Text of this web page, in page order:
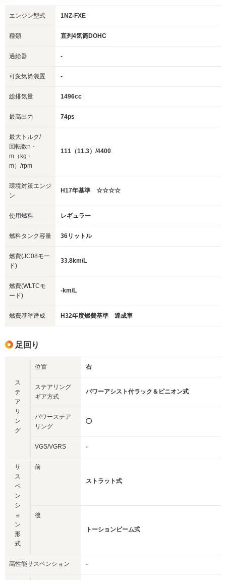
エンジン型式 1NZ-FXE
種類 直列4気筒DOHC
過給器 -
可変気筒装置 -
総排気量 1496cc
最高出力 74ps
最大トルク/
回転数n・
m（kg・
m）/rpm
111（11.3）/4400
環境対策エンジ
ン
H17年基準 ☆☆☆☆
使用燃料 レギュラー
燃料タンク容量 36リットル
燃費(JC08モー
ド)
33.8km/L
燃費(WLTCモ
ード)
-km/L
燃費基準達成 H32年度燃費基準 達成車
足回り
ス
テ
ア
リ
ン
グ
位置 右
ステアリング
ギア方式
パワーアシスト付ラック＆ピニオン式
パワーステア
リング
◯
VGS/VGRS -
サ
ス
ペ
ン
シ
ョ
ン
形
式
前
ストラット式
後
トーションビーム式
高性能サスペンション -